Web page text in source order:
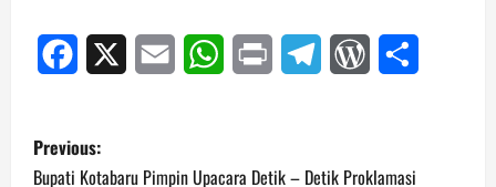
Facebook Email WhatsApp
Print TelegramWordPress
P
Previous:
Bupati Kotabaru Pimpin Upacara Detik – Detik Proklamasi